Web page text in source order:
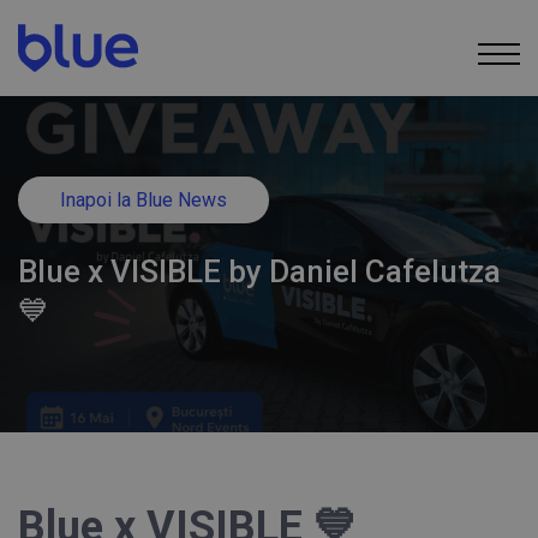
Inapoi la Blue News
Blue x VISIBLE by Daniel Cafelutza
💙
Blue x VISIBLE 💙